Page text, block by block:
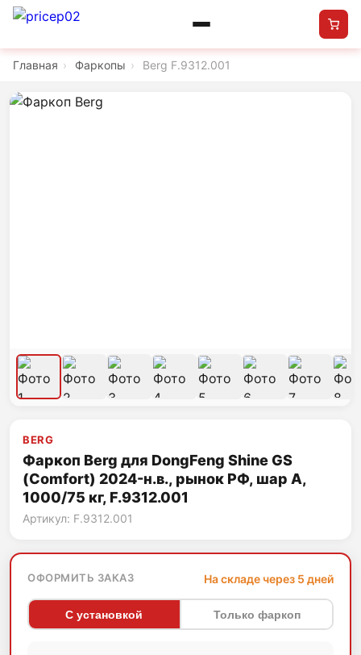
Главная › Фаркопы › Berg F.9312.001
BERG
Фаркоп Berg для DongFeng Shine GS
(Comfort) 2024-н.в., рынок РФ, шар А,
1000/75 кг, F.9312.001
Артикул: F.9312.001
ОФОРМИТЬ ЗАКАЗ На складе через 5 дней
С установкой Только фаркоп